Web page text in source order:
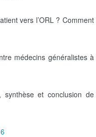
vers l’ORL ? Comment
médecins généralistes à
synthèse et conclusion de